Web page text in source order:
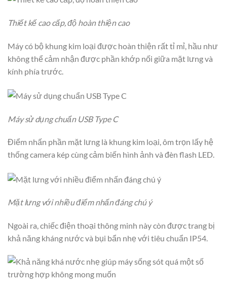
Thiết kế cao cấp, độ hoàn thiện cao
Máy có bộ khung kim loại được hoàn thiện rất tỉ mỉ, hầu như
không thể cảm nhận được phần khớp nối giữa mặt lưng và
kính phía trước.
Máy sử dụng chuẩn USB Type C
Điểm nhấn phần mặt lưng là khung kim loại, ôm trọn lấy hệ
thống camera kép cùng cảm biến hình ảnh và đèn flash LED.
Mặt lưng với nhiều điểm nhấn đáng chú ý
Ngoài ra, chiếc điện thoại thông minh này còn được trang bị
khả năng kháng nước và bụi bẩn nhẹ với tiêu chuẩn IP54.